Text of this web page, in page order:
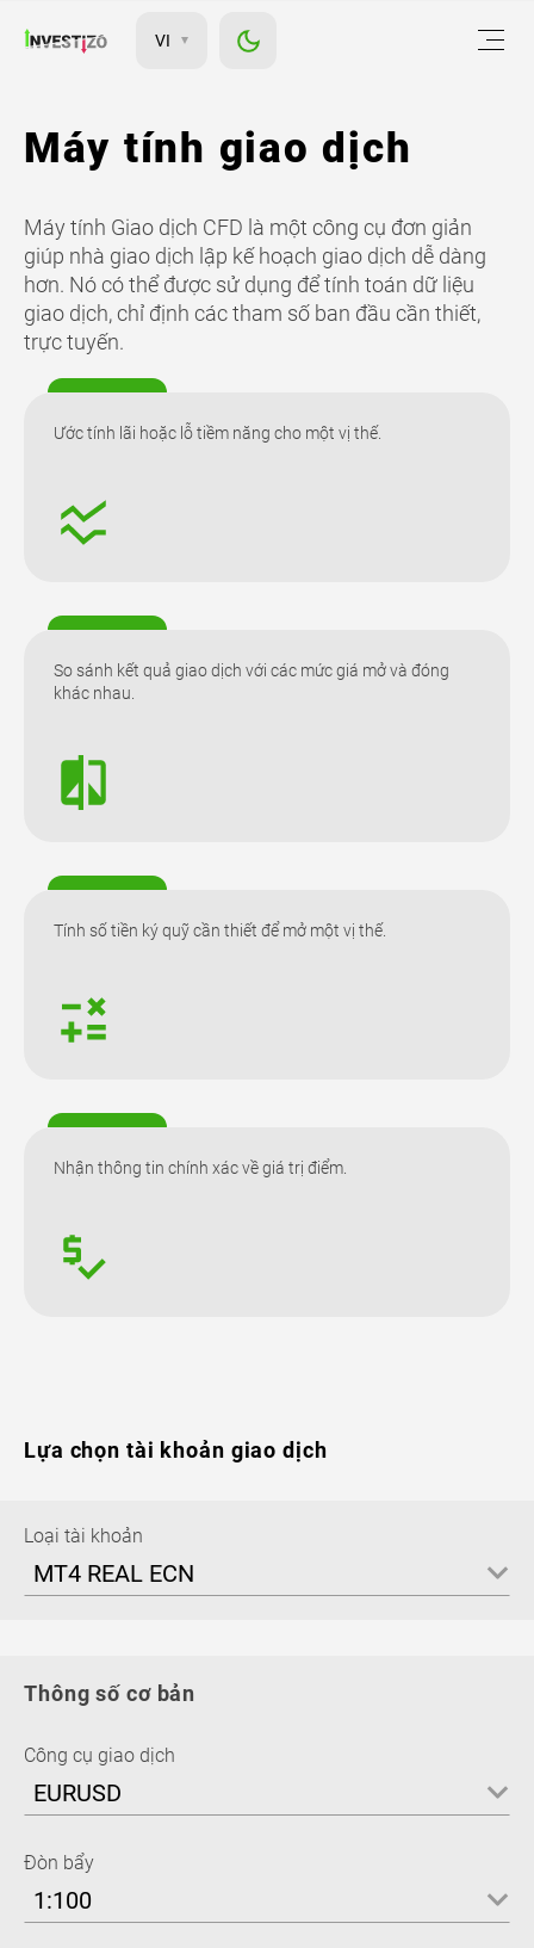
VI
Máy tính giao dịch
Máy tính Giao dịch CFD là một công cụ đơn giản
giúp nhà giao dịch lập kế hoạch giao dịch dễ dàng
hơn. Nó có thể được sử dụng để tính toán dữ liệu
giao dịch, chỉ định các tham số ban đầu cần thiết,
trực tuyến.
Ước tính lãi hoặc lỗ tiềm năng cho một vị thế.
So sánh kết quả giao dịch với các mức giá mở và đóng
khác nhau.
Tính số tiền ký quỹ cần thiết để mở một vị thế.
Nhận thông tin chính xác về giá trị điểm.
Lựa chọn tài khoản giao dịch
Loại tài khoản
MT4 REAL ECN
Thông số cơ bản
Công cụ giao dịch
EURUSD
Đòn bẩy
1:100